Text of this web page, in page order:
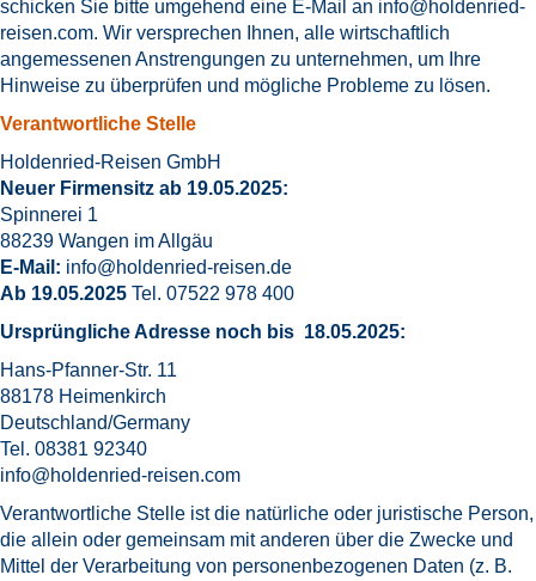
schicken Sie bitte umgehend eine E-Mail an info@holdenried-
reisen.com. Wir versprechen Ihnen, alle wirtschaftlich
angemessenen Anstrengungen zu unternehmen, um Ihre
Hinweise zu überprüfen und mögliche Probleme zu lösen.
Verantwortliche Stelle
Holdenried-Reisen GmbH
Neuer Firmensitz ab 19.05.2025:
Spinnerei 1
88239 Wangen im Allgäu
E-Mail: info@holdenried-reisen.de
Ab 19.05.2025 Tel. 07522 978 400
Ursprüngliche Adresse noch bis 18.05.2025:
Hans-Pfanner-Str. 11
88178 Heimenkirch
Deutschland/Germany
Tel. 08381 92340
info@holdenried-reisen.com
Verantwortliche Stelle ist die natürliche oder juristische Person,
die allein oder gemeinsam mit anderen über die Zwecke und
Mittel der Verarbeitung von personenbezogenen Daten (z. B.